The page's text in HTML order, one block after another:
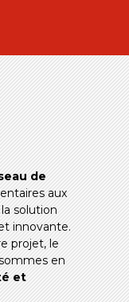
de
aux
solution
innovante.
projet, le
en
et